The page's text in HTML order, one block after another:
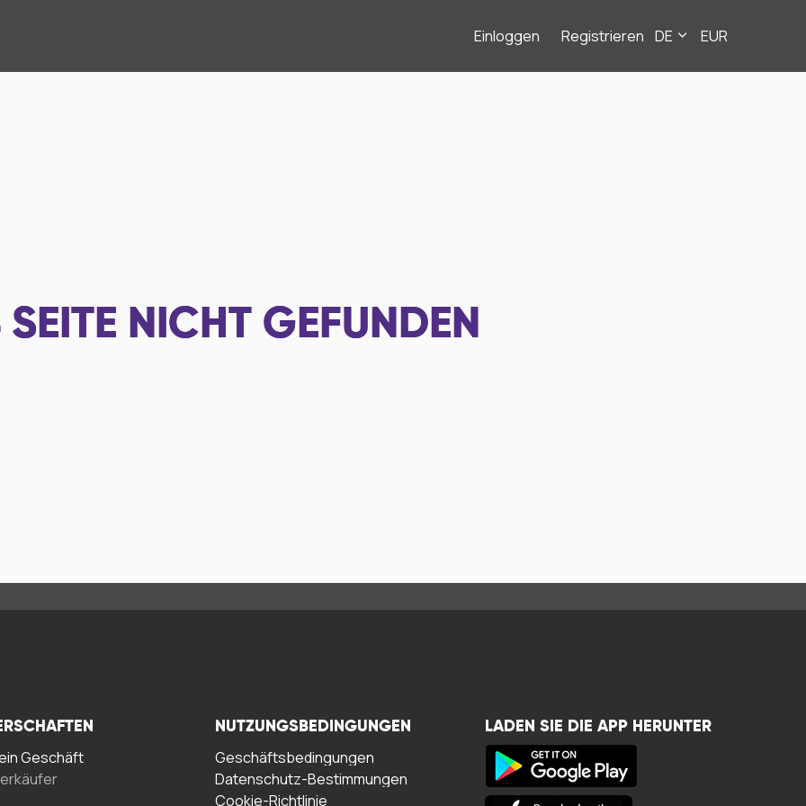
Einloggen Registrieren DE EUR
SEITE NICHT GEFUNDEN
Geschäft
NUTZUNGSBEDINGUNGEN
Geschäftsbedingungen
Datenschutz-Bestimmungen
Cookie-Richtlinie
LADEN SIE DIE APP HERUNTER